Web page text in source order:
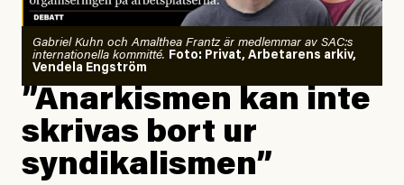
Gabriel Kuhn och Amalthea Frantz är medlemmar av SAC:s
internationella kommitté. Foto: Privat, Arbetarens arkiv,
Vendela Engström
”Anarkismen kan inte
skrivas bort ur
syndikalismen”